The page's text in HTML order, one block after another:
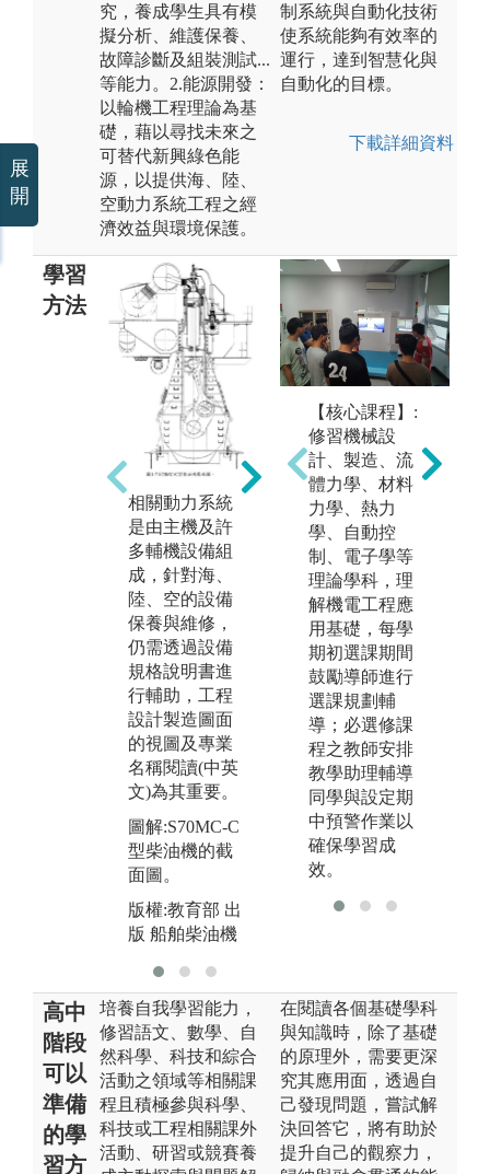
究，養成學生具有模
擬分析、維護保養、
故障診斷及組裝測試...
等能力。2.能源開發：
以輪機工程理論為基
礎，藉以尋找未來之
可替代新興綠色能
源，以提供海、陸、
空動力系統工程之經
濟效益與環境保護。
制系統與自動化技術
使系統能夠有效率的
運行，達到智慧化與
自動化的目標。
下載詳細資料
學習
方法
相關動力系統
是由主機及許
多輔機設備組
成，針對海、
陸、空的設備
保養與維修，
仍需透過設備
規格說明書進
行輔助，工程
設計製造圖面
的視圖及專業
名稱閱讀(中英
文)為其重要。
圖解:S70MC-C
型柴油機的截
面圖。
版權:教育部 出
版 船舶柴油機
3D設計、CAE
模擬分析、CF
D模擬分析軟
體運用:現今
海、陸、空的
的設備系統中
無論動力、流
體、能源等分
析，仍需透過
初步3D、CA
E、CFD軟體
建模以加速新
系統開發分
析。
圖解:噴油嘴
版權:教育部 出
【核心課程】:
修習機械設
計、製造、流
體力學、材料
力學、熱力
學、自動控
制、電子學等
理論學科，理
解機電工程應
用基礎，每學
期初選課期間
鼓勵導師進行
選課規劃輔
導；必選修課
程之教師安排
教學助理輔導
同學與設定期
中預警作業以
確保學習成
效。
高中
階段
可以
準備
的學
習方
培養自我學習能力，
修習語文、數學、自
然科學、科技和綜合
活動之領域等相關課
程且積極參與科學、
科技或工程相關課外
活動、研習或競賽養
在閱讀各個基礎學科
與知識時，除了基礎
的原理外，需要更深
究其應用面，透過自
己發現問題，嘗試解
決回答它，將有助於
提升自己的觀察力，
展
開